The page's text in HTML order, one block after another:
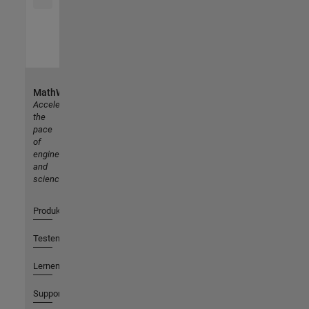
MathWorks
Accelerating
the
pace
of
engineering
and
science
Produkte
Testen oder Kaufen
Lernen
Support